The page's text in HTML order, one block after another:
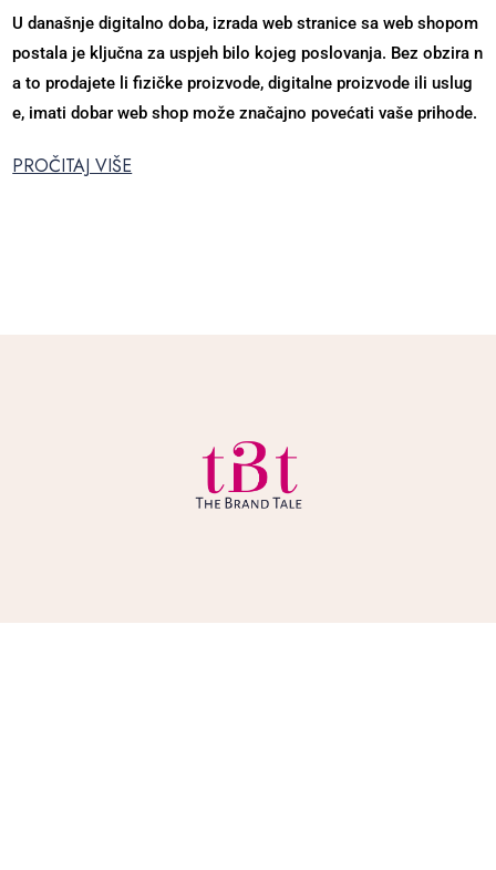
U današnje digitalno doba, izrada web stranice sa web shopom
postala je ključna za uspjeh bilo kojeg poslovanja. Bez obzira n
a to prodajete li fizičke proizvode, digitalne proizvode ili uslug
e, imati dobar web shop može značajno povećati vaše prihode.
PROČITAJ VIŠE